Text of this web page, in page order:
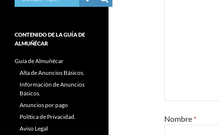
Nombre *
CONTENIDO DE LA GUÍA DE
ALMUÑÉCAR
Guía de Almuñécar
Alta de Anuncios Básicos.
Información de Anuncios
Básicos.
Anuncios por pago
Política de Privacidad.
Aviso Legal